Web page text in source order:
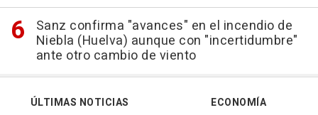
Sanz confirma "avances" en el incendio de
Niebla (Huelva) aunque con "incertidumbre"
ante otro cambio de viento
ÚLTIMAS NOTICIAS
ECONOMÍA